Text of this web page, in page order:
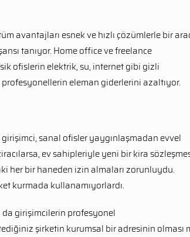
avantajları esnek ve hızlı çözümlerle bir
tanıyor. Home office ve freelance
ofislerin elektrik, su, internet gibi gizli
eleman giderlerini azaltıyor.
sanal ofisler yaygınlaşmadan evvel
ev sahipleriyle yeni bir kira
her bir haneden izin almaları zorunluydu.
kurmada kullanamıyorlardı.
girişimcilerin profesyonel
şirketin kurumsal bir adresinin olması